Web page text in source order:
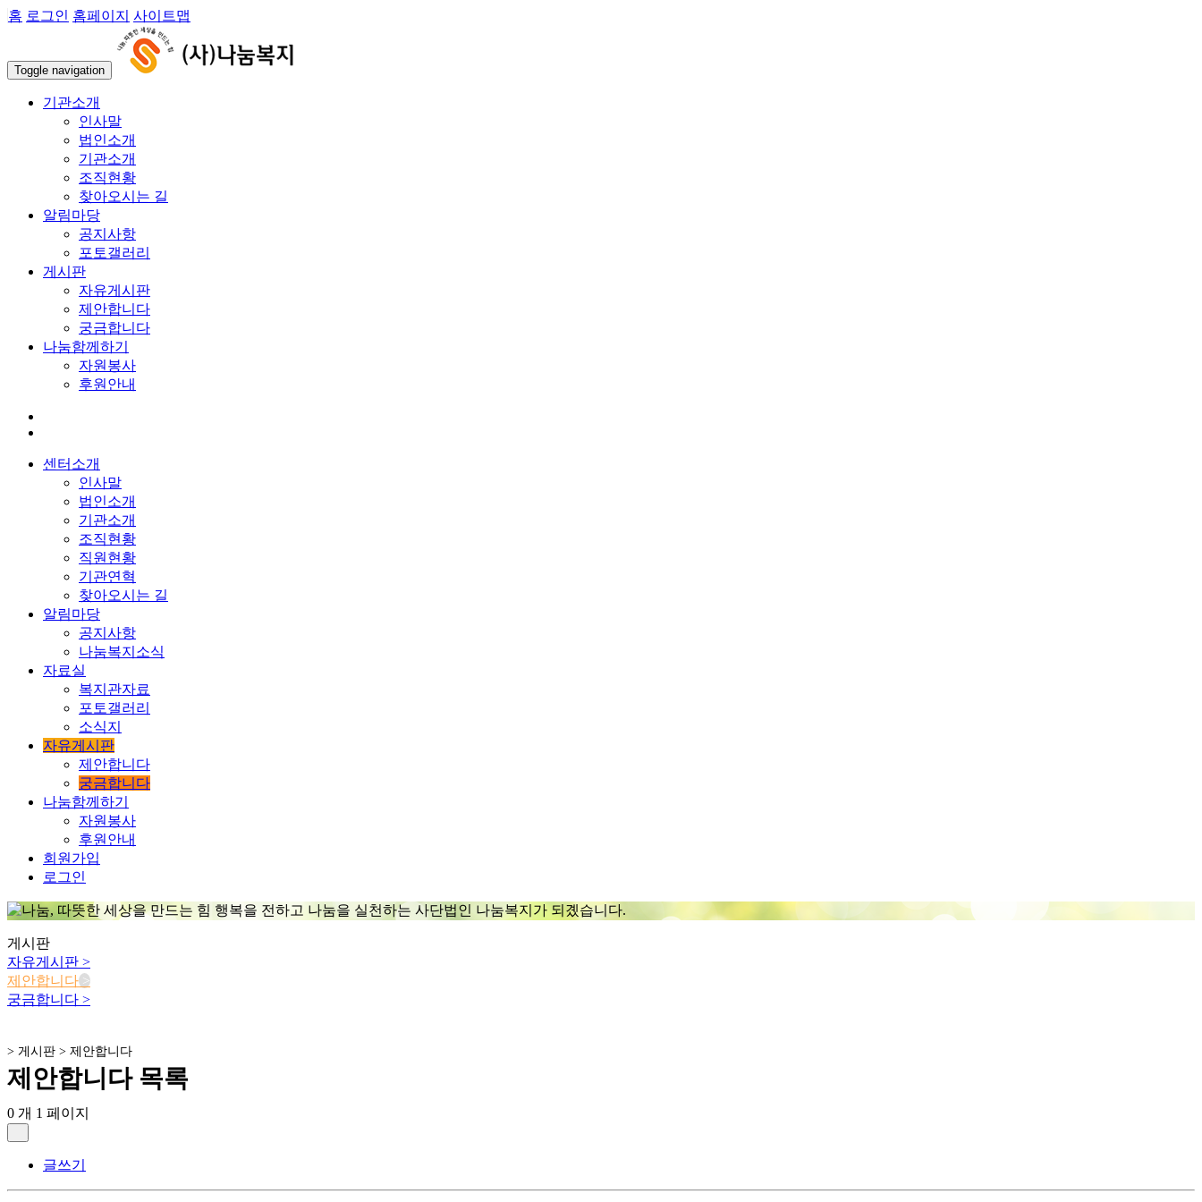
홈 로그인 홈페이지 사이트맵
Toggle navigation
기관소개
인사말
법인소개
기관소개
조직현황
찾아오시는 길
알림마당
공지사항
포토갤러리
게시판
자유게시판
제안합니다
궁금합니다
나눔함께하기
자원봉사
후원안내
센터소개
인사말
법인소개
기관소개
조직현황
직원현황
기관연혁
찾아오시는 길
알림마당
공지사항
나눔복지소식
자료실
복지관자료
포토갤러리
소식지
자유게시판
제안합니다
궁금합니다
나눔함께하기
자원봉사
후원안내
회원가입
로그인
게시판
자유게시판 >
제안합니다>
궁금합니다 >
> 게시판 > 제안합니다
제안합니다목록
0 개 1 페이지
글쓰기